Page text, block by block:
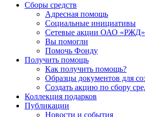
Сборы средств
Адресная помощь
Социальные инициативы
Сетевые акции ОАО «РЖД»
Вы помогли
Помочь Фонду
Получить помощь
Как получить помощь?
Образцы документов для
Создать акцию по сбору
Коллекция подарков
Публикации
Новости и события